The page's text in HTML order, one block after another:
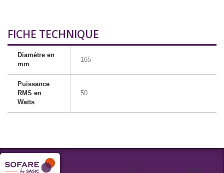
FICHE TECHNIQUE
Diamètre en
mm
165
Puissance
RMS en
Watts
50